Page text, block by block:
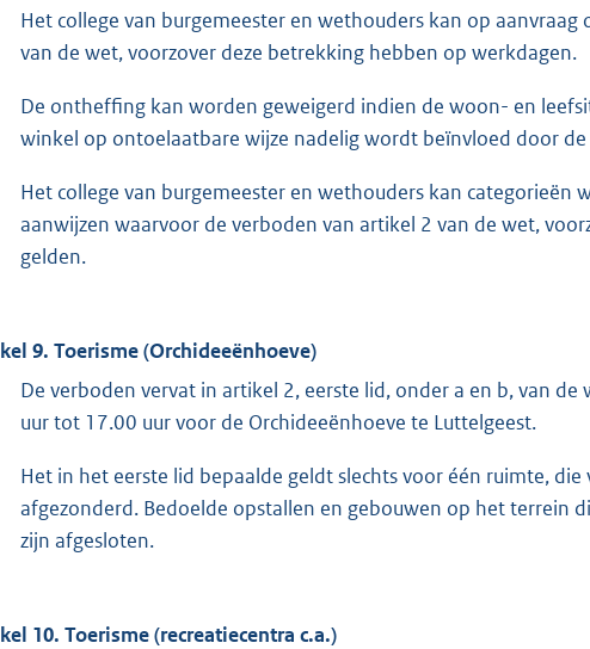
Het college van burgemeester en wethouders kan op
van de wet, voorzover deze betrekking hebben op werkdagen.
De ontheffing kan worden geweigerd indien de woon- en
winkel op ontoelaatbare wijze nadelig wordt beïnvloed door
Het college van burgemeester en wethouders kan categorieën
aanwijzen waarvoor de verboden van artikel 2 van de wet,
gelden.
9. Toerisme (Orchideeënhoeve)
De verboden vervat in artikel 2, eerste lid, onder a en b, van
uur tot 17.00 uur voor de Orchideeënhoeve te Luttelgeest.
Het in het eerste lid bepaalde geldt slechts voor één ruimte,
afgezonderd. Bedoelde opstallen en gebouwen op het terrein
zijn afgesloten.
10. Toerisme (recreatiecentra c.a.)